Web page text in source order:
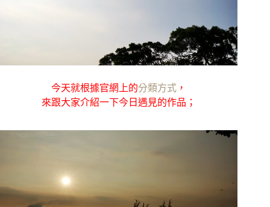
今天就根據官網上的分類方式 ，
來跟大家介紹一下今日遇見的作品；